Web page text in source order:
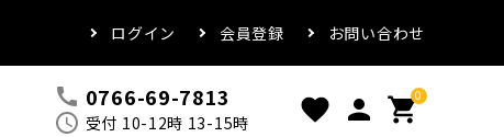
ログイン 会員登録 お問い合わせ
call 0766-69-7813
schedule 受付 10-12時 13-15時 favorite person 0
shopping_cart